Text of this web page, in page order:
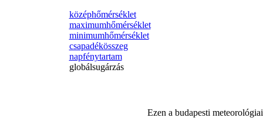
középhőmérséklet
maximumhőmérséklet
minimumhőmérséklet
csapadékösszeg
napfénytartam
globálsugárzás
Ezen a budapesti